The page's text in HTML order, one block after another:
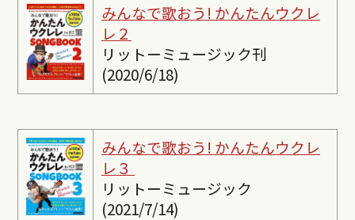
みんなで歌おう! かんたんウクレ
レ２
リットーミュージック刊
(2020/6/18)
みんなで歌おう! かんたんウクレ
レ３
リットーミュージック
(2021/7/14)